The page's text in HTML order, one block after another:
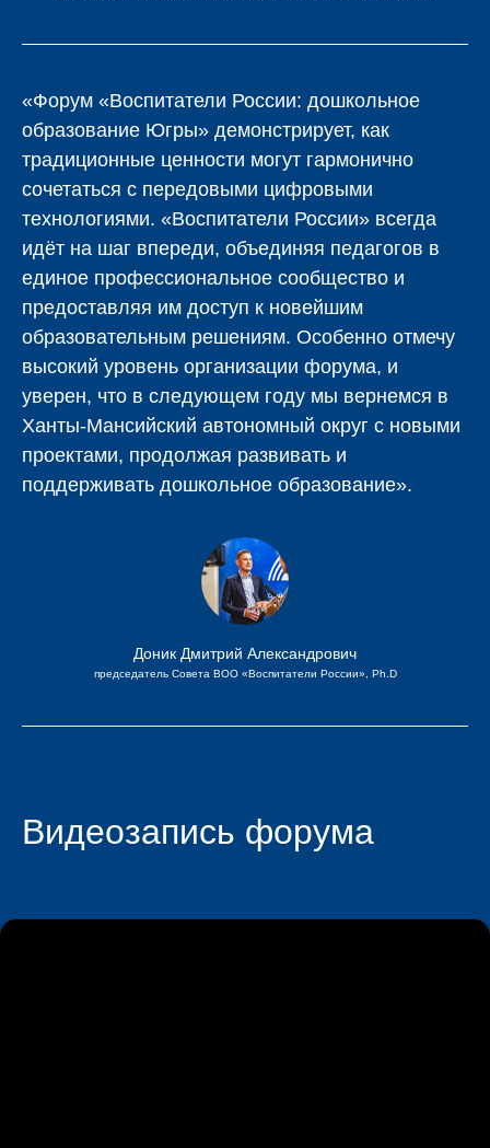
«Форум «Воспитатели России: дошкольное
образование Югры» демонстрирует, как
традиционные ценности могут гармонично
сочетаться с передовыми цифровыми
технологиями. «Воспитатели России» всегда
идёт на шаг впереди, объединяя педагогов в
единое профессиональное сообщество и
предоставляя им доступ к новейшим
образовательным решениям. Особенно отмечу
высокий уровень организации форума, и
уверен, что в следующем году мы вернемся в
Ханты-Мансийский автономный округ с новыми
проектами, продолжая развивать и
поддерживать дошкольное образование».
Доник Дмитрий Александрович
председатель Совета ВОО «Воспитатели России», Ph.D
Видеозапись форума